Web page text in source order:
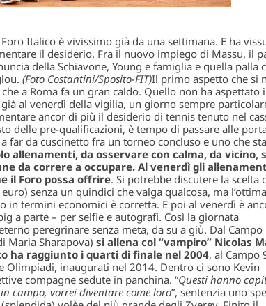
Italico è vivissimo già da una settimana. E ha
il desiderio. Fra il nuovo impiego di Massu, il
della Schiavone, Young e famiglia e quella palla
(Foto Costantini/Sposito-FIT)Il primo aspetto che si
a Roma fa un gran caldo. Quello non ha aspettato
al venerdì della vigilia, un giorno sempre
ancor di più il desiderio di tennis tenuto nel
delle pre-qualificazioni, è tempo di passare alle
far da cuscinetto fra un torneo concluso e uno che
allenamenti, da osservare con calma, da vicino,
da correre a occupare. Al venerdì gli
il Foro possa offrire. Si potrebbe discutere la scelta
senza un quindici che valga qualcosa, ma l’ottima
in termini economici è corretta. E poi al venerdì è
a parte – per selfie e autografi. Così la giornata
peregrinare senza meta, da su a giù. Dal Campo
Maria Sharapova) si allena col “vampiro” Nicolas
ha raggiunto i quarti di finale nel 2004, al Campo
Olimpiadi, inaugurati nel 2014. Dentro ci sono Kevin
compagne sedute in panchina. “Questi hanno
campo, vorrei diventare come loro”, sentenzia uno